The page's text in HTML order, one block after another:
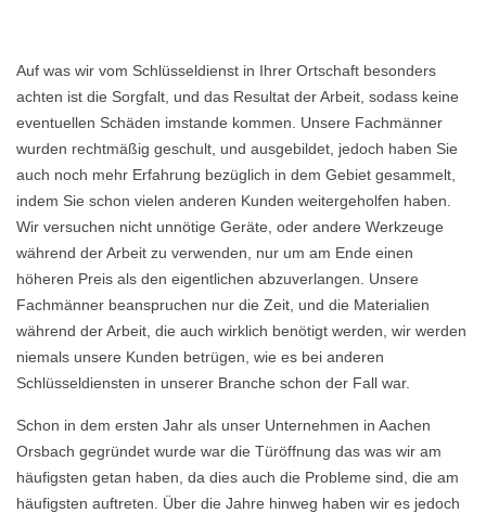
Auf was wir vom Schlüsseldienst in Ihrer Ortschaft besonders
achten ist die Sorgfalt, und das Resultat der Arbeit, sodass keine
eventuellen Schäden imstande kommen. Unsere Fachmänner
wurden rechtmäßig geschult, und ausgebildet, jedoch haben Sie
auch noch mehr Erfahrung bezüglich in dem Gebiet gesammelt,
indem Sie schon vielen anderen Kunden weitergeholfen haben.
Wir versuchen nicht unnötige Geräte, oder andere Werkzeuge
während der Arbeit zu verwenden, nur um am Ende einen
höheren Preis als den eigentlichen abzuverlangen. Unsere
Fachmänner beanspruchen nur die Zeit, und die Materialien
während der Arbeit, die auch wirklich benötigt werden, wir werden
niemals unsere Kunden betrügen, wie es bei anderen
Schlüsseldiensten in unserer Branche schon der Fall war.
Schon in dem ersten Jahr als unser Unternehmen in Aachen
Orsbach gegründet wurde war die Türöffnung das was wir am
häufigsten getan haben, da dies auch die Probleme sind, die am
häufigsten auftreten. Über die Jahre hinweg haben wir es jedoch